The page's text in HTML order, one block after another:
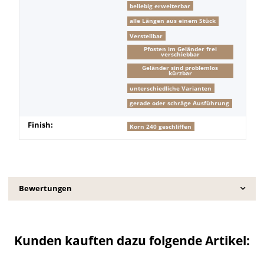
beliebig erweiterbar
alle Längen aus einem Stück
Verstellbar
Pfosten im Geländer frei
verschiebbar
Geländer sind problemlos
kürzbar
unterschiedliche Varianten
gerade oder schräge Ausführung
Finish: Korn 240 geschliffen
Bewertungen
Kunden kauften dazu folgende Artikel: